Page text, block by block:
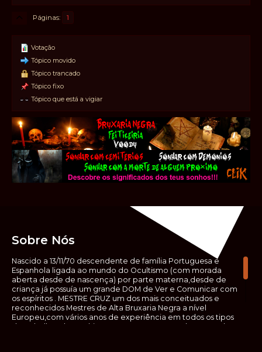
Páginas 1
Votação
Tópico movido
Tópico trancado
Tópico fixo
Tópico que está a vigiar
Sobre Nós
Nascido a 13/11/70 descendente de família Portuguesa e
Espanhola ligada ao mundo do Ocultismo (com morada
aberta desde de nascença) por parte materna,desde de
criança já possuía um grande DOM de Ver e Comunicar com
os espíritos . MESTRE CRUZ um dos mais conceituados e
reconhecidos Mestres de Alta Bruxaria Negra a nível
Europeu,com vários anos de experiência em todos os tipos
de trabalhos de Ocultismo. Escreveu os seus saberes ocultos